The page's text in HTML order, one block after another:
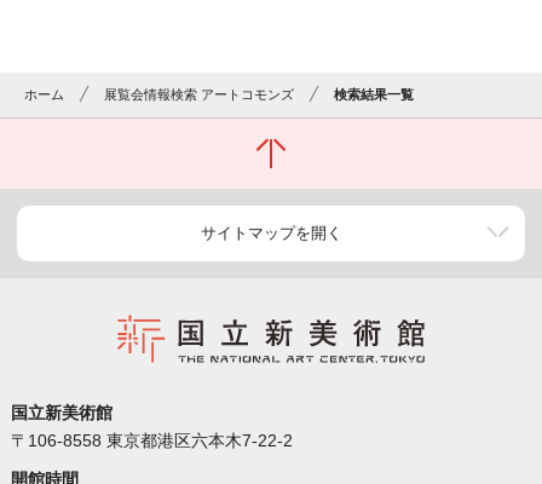
ホーム 展覧会情報検索 アートコモンズ 検索結果一覧
サイトマップを開く
国立新美術館
〒106-8558 東京都港区六本木7-22-2
開館時間